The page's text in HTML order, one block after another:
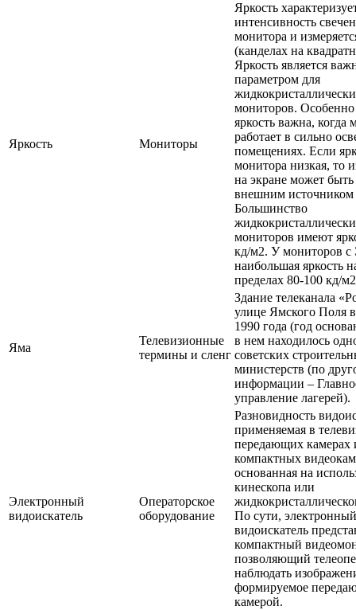
Яркость Мониторы
Яркость
интенсивность
монитора и
(канделах на
Яркость является
параметром для
мониторов. Особенно
яркость важна, когда
работает в сильно
помещениях. Если
монитора низкая, то
на экране может быть
внешним источником
Большинство
мониторов имеют
кд/м2. У мониторов
наибольшая яркость
пределах 80-100 кд/
Яма
Телевизионные
термины и сленг
Здание телеканала
улице Ямского Поля
1990 года (год
в нем находилось
советских
министерств (по
информации –
управление лагерей).
Электронный
видоискатель
Операторское
оборудование
Разновидность
применяемая в
передающих камерах
компактных
основанная на
кинескопа или
По сути, электронный
видоискатель
компактный
позволяющий
наблюдать
формируемое
камерой.